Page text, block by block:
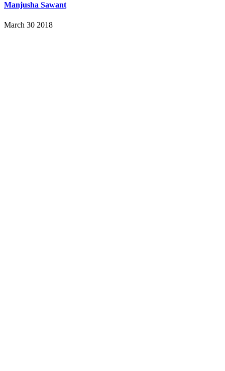
Manjusha Sawant
March 30 2018